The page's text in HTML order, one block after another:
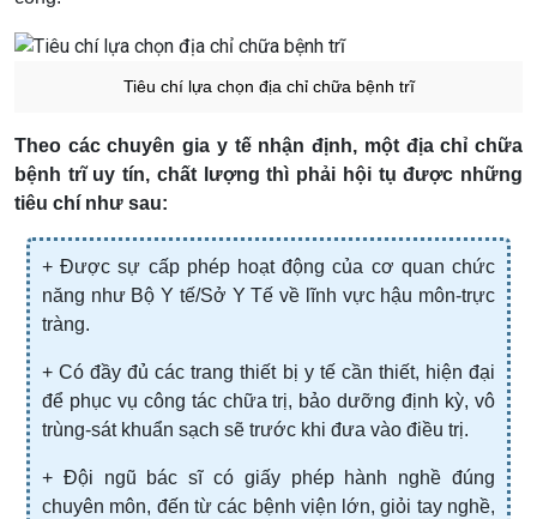
Tiêu chí lựa chọn địa chỉ chữa bệnh trĩ
Theo các chuyên gia y tế nhận định, một địa chỉ chữa
bệnh trĩ uy tín, chất lượng thì phải hội tụ được những
tiêu chí như sau:
+ Được sự cấp phép hoạt động của cơ quan chức
năng như Bộ Y tế/Sở Y Tế về lĩnh vực hậu môn-trực
tràng.
+ Có đầy đủ các trang thiết bị y tế cần thiết, hiện đại
để phục vụ công tác chữa trị, bảo dưỡng định kỳ, vô
trùng-sát khuẩn sạch sẽ trước khi đưa vào điều trị.
+ Đội ngũ bác sĩ có giấy phép hành nghề đúng
chuyên môn, đến từ các bệnh viện lớn, giỏi tay nghề,